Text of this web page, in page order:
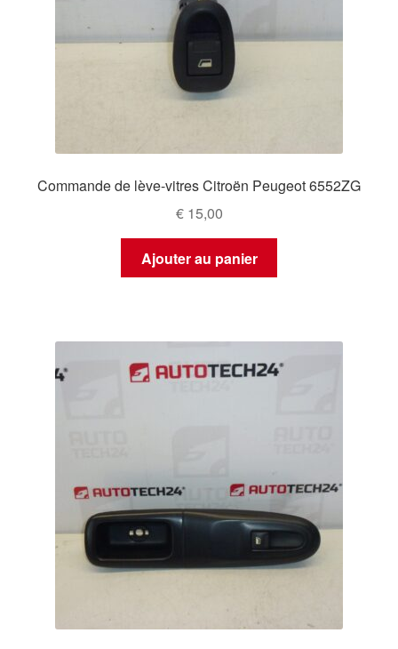
Politique de confidentialité
Procédure de Réclamation
Commande de lève-vitres Citroën Peugeot 6552ZG
€15,00
Ajouter au panier